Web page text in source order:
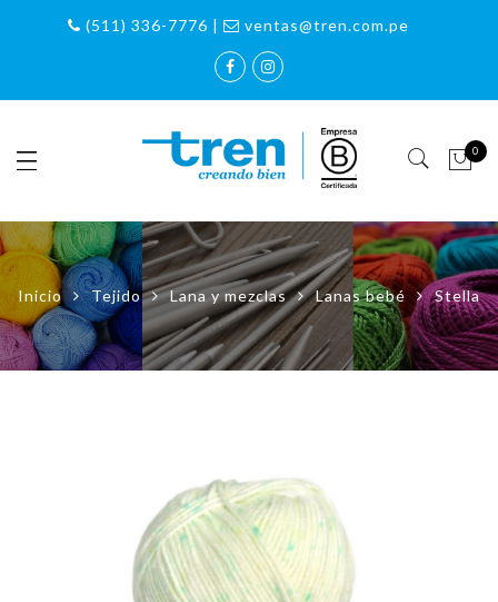
(511) 336-7776 | ventas@tren.com.pe
0
Inicio Tejido Lana y mezclas Lanas bebé Stella